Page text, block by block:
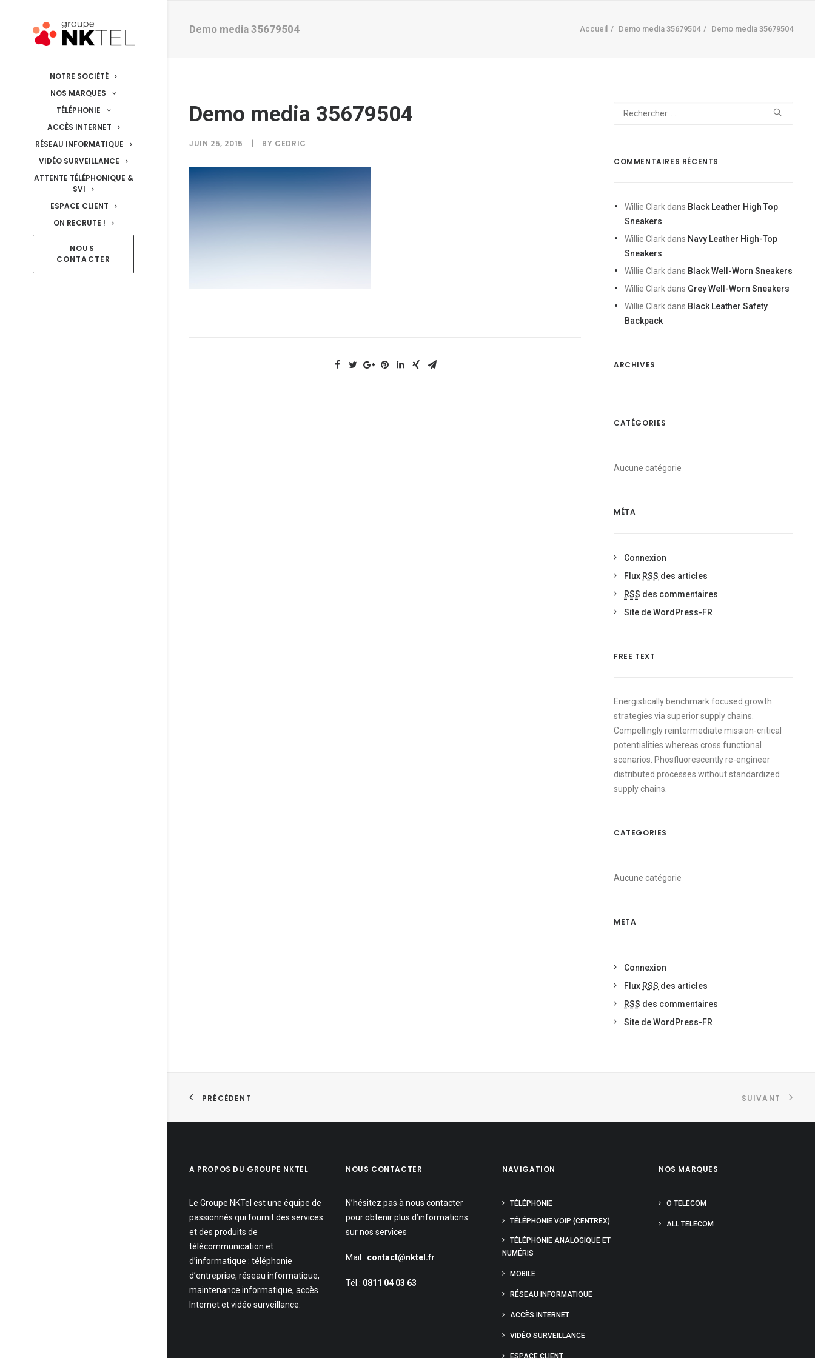
NOTRE SOCIÉTÉ
NOS MARQUES
TÉLÉPHONIE
ACCÈS INTERNET
RÉSEAU INFORMATIQUE
VIDÉO SURVEILLANCE
ATTENTE TÉLÉPHONIQUE &
SVI
ESPACE CLIENT
ON RECRUTE !
NOUS
CONTACTER
Demo media 35679504 Accueil Demo media 35679504 Demo media 35679504
Demo media 35679504
JUIN 25, 2015 | BY CEDRIC
COMMENTAIRES RÉCENTS
Willie Clark dans Black Leather High Top
Sneakers
Willie Clark dans Navy Leather High-Top
Sneakers
Willie Clark dans Black Well-Worn Sneakers
Willie Clark dans Grey Well-Worn Sneakers
Willie Clark dans Black Leather Safety
Backpack
ARCHIVES
CATÉGORIES
Aucune catégorie
MÉTA
Connexion
Flux RSS des articles
RSS des commentaires
Site de WordPress-FR
FREE TEXT
Energistically benchmark focused growth
strategies via superior supply chains.
Compellingly reintermediate mission-critical
potentialities whereas cross functional
scenarios. Phosfluorescently re-engineer
distributed processes without standardized
supply chains.
CATEGORIES
Aucune catégorie
META
Connexion
Flux RSS des articles
RSS des commentaires
Site de WordPress-FR
PRÉCÉDENT SUIVANT
A PROPOS DU GROUPE NKTEL
Le Groupe NKTel est une équipe de
passionnés qui fournit des services
et des produits de
télécommunication et
d’informatique : téléphonie
d’entreprise, réseau informatique,
maintenance informatique, accès
Internet et vidéo surveillance.
NOUS CONTACTER
N’hésitez pas à nous contacter
pour obtenir plus d’informations
sur nos services
Mail : contact@nktel.fr
Tél : 0811 04 03 63
NAVIGATION
TÉLÉPHONIE
TÉLÉPHONIE VOIP (CENTREX)
TÉLÉPHONIE ANALOGIQUE ET
NUMÉRIS
MOBILE
RÉSEAU INFORMATIQUE
ACCÈS INTERNET
VIDÉO SURVEILLANCE
ESPACE CLIENT
NOS MARQUES
O TELECOM
ALL TELECOM